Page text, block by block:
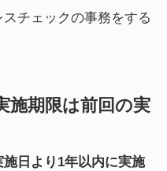
チェックの事務をする
施期限は前回の実
施日より1年以内に実施